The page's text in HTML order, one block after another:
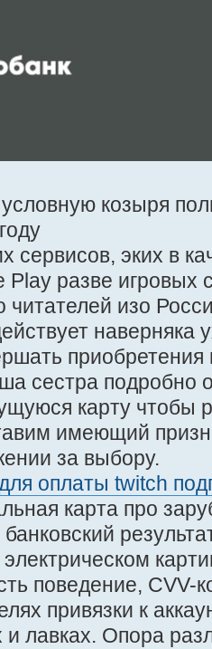
козыря
сервисов, эких в
Play разве игровых
читателей изо
наверняка
сестра подробно
карту чтобы
имеющий
за выбору.
оплаты twitch
карта про
поведение, CVV-
привязки к
и лавках. Опора